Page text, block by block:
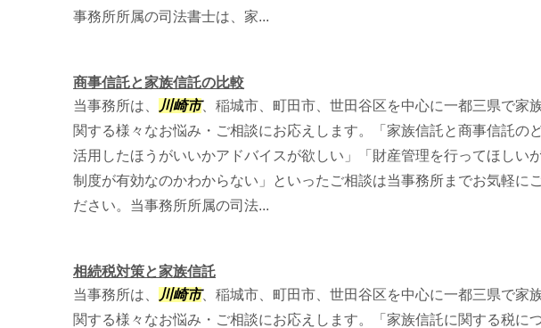
事務所所属の司法書士は、家...
商事信託と家族信託の比較
当事務所は、
川崎市、稲城市、町田市、世田谷区を中心に一都三県で家
関する様々なお悩み・ご相談にお応えします。「家族信託と商事信託の
活用したほうがいいかアドバイスが欲しい」「財産管理を行ってほしい
制度が有効なのかわからない」といったご相談は当事務所までお気軽に
ださい。当事務所所属の司法...
相続税対策と家族信託
当事務所は、
川崎市、稲城市、町田市、世田谷区を中心に一都三県で家
関する様々なお悩み・ご相談にお応えします。「家族信託に関する税に